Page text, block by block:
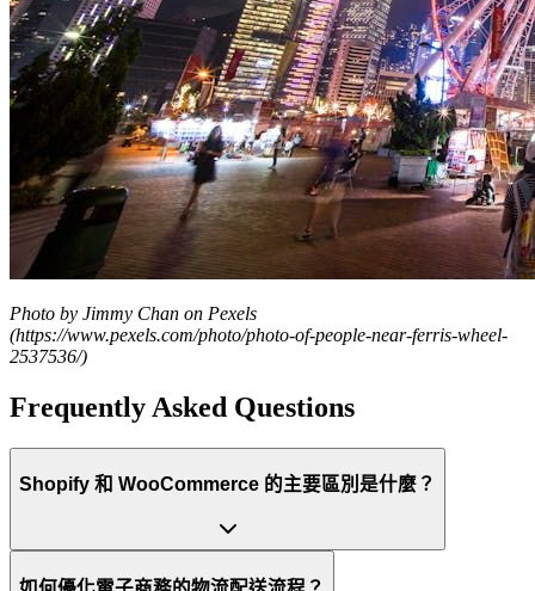
Photo by Jimmy Chan on Pexels
(https://www.pexels.com/photo/photo-of-people-near-ferris-wheel-
2537536/)
Frequently Asked Questions
Shopify 和 WooCommerce 的主要區別是什麼？